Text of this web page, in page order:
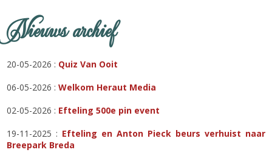
Nieuws archief
20-05-2026 : Quiz Van Ooit
06-05-2026 :Welkom Heraut Media
02-05-2026 : Efteling 500e pin event
19-11-2025 : Efteling en Anton Pieck beurs verhuist naar
Breepark Breda